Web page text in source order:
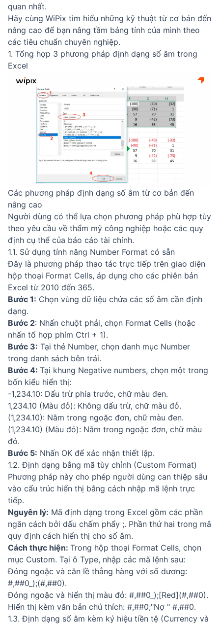
quan nhất.
Hãy cùng WiPix tìm hiểu những kỹ thuật từ cơ bản đến
nâng cao để bạn nâng tầm bảng tính của mình theo
các tiêu chuẩn chuyên nghiệp.
1. Tổng hợp 3 phương pháp định dạng số âm trong
Excel
Các phương pháp định dạng số âm từ cơ bản đến
nâng cao
Người dùng có thể lựa chọn phương pháp phù hợp tùy
theo yêu cầu về thẩm mỹ công nghiệp hoặc các quy
định cụ thể của báo cáo tài chính.
1.1. Sử dụng tính năng Number Format có sẵn
Đây là phương pháp thao tác trực tiếp trên giao diện
hộp thoại Format Cells, áp dụng cho các phiên bản
Excel từ 2010 đến 365.
Bước 1: Chọn vùng dữ liệu chứa các số âm cần định
dạng.
Bước 2: Nhấn chuột phải, chọn Format Cells (hoặc
nhấn tổ hợp phím Ctrl + 1).
Bước 3: Tại thẻ Number, chọn danh mục Number
trong danh sách bên trái.
Bước 4: Tại khung Negative numbers, chọn một trong
bốn kiểu hiển thị:
-1,234.10: Dấu trừ phía trước, chữ màu đen.
1,234.10 (Màu đỏ): Không dấu trừ, chữ màu đỏ.
(1,234.10): Nằm trong ngoặc đơn, chữ màu đen.
(1,234.10) (Màu đỏ): Nằm trong ngoặc đơn, chữ màu
đỏ.
Bước 5: Nhấn OK để xác nhận thiết lập.
1.2. Định dạng bằng mã tùy chỉnh (Custom Format)
Phương pháp này cho phép người dùng can thiệp sâu
vào cấu trúc hiển thị bằng cách nhập mã lệnh trực
tiếp.
Nguyên lý: Mã định dạng trong Excel gồm các phần
ngăn cách bởi dấu chấm phẩy ;. Phần thứ hai trong mã
quy định cách hiển thị cho số âm.
Cách thực hiện: Trong hộp thoại Format Cells, chọn
mục Custom. Tại ô Type, nhập các mã lệnh sau:
Đóng ngoặc và căn lề thẳng hàng với số dương:
#,##0_);(#,##0).
Đóng ngoặc và hiển thị màu đỏ: #,##0_);[Red](#,##0).
Hiển thị kèm văn bản chú thích: #,##0;"Nợ " #,##0.
1.3. Định dạng số âm kèm ký hiệu tiền tệ (Currency và